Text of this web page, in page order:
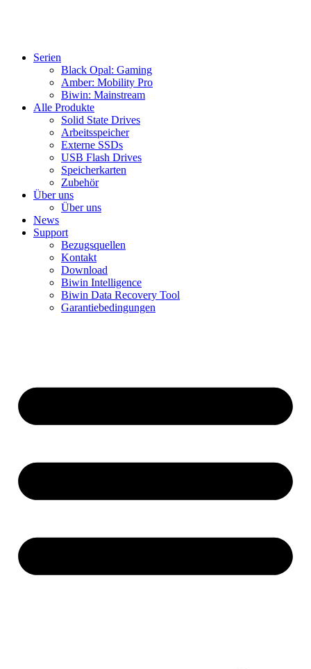
Serien
Black Opal: Gaming
Amber: Mobility Pro
Biwin: Mainstream
Alle Produkte
Solid State Drives
Arbeitsspeicher
Externe SSDs
USB Flash Drives
Speicherkarten
Zubehör
Über uns
Über uns
News
Support
Bezugsquellen
Kontakt
Download
Biwin Intelligence
Biwin Data Recovery Tool
Garantiebedingungen